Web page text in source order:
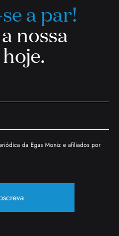
a par!
nossa
da Egas Moniz e afiliados por